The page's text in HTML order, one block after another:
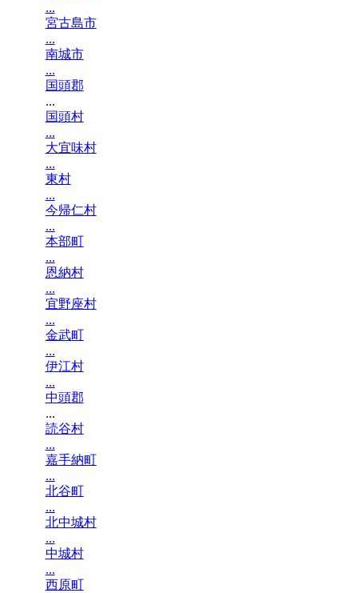
...
宮古島市
...
南城市
...
国頭郡
...
国頭村
...
大宜味村
...
東村
...
今帰仁村
...
本部町
...
恩納村
...
宜野座村
...
金武町
...
伊江村
...
中頭郡
...
読谷村
...
嘉手納町
...
北谷町
...
北中城村
...
中城村
...
西原町